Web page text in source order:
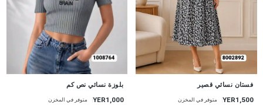
فستان نسائي قصير
YER1,500 متوفر في المخزن
بلوزة نسائي نص كم
YER1,000 متوفر في المخزن